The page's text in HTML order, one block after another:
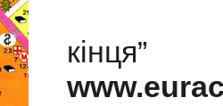
кінця”